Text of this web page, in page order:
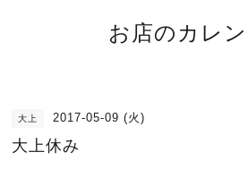
お店のカレ
大上 2017-05-09 (火)
大上休み